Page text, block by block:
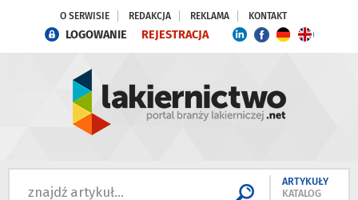
O SERWISIE REDAKCJA REKLAMA KONTAKT
LOGOWANIE REJESTRACJA
ARTYKUŁY
KATALOG